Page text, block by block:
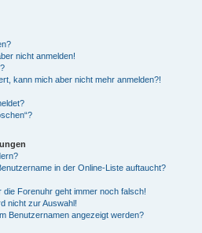
nicht anmelden!
kann mich aber nicht mehr anmelden?!
in der Online-Liste auftaucht?
die Forenuhr geht immer noch falsch!
nicht zur Auswahl!
Benutzernamen angezeigt werden?